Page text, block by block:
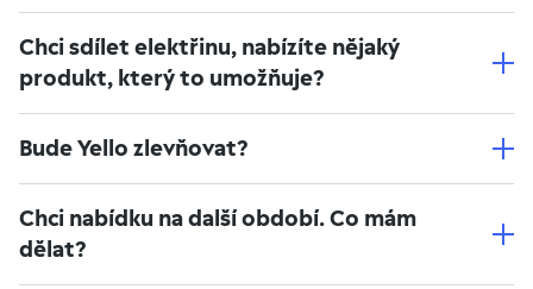
Chci sdílet elektřinu, nabízíte nějaký
produkt, který to umožňuje?
Bude Yello zlevňovat?
Chci nabídku na další období. Co mám
dělat?